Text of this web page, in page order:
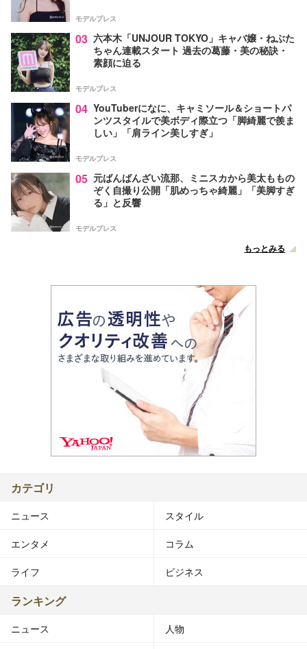
モデルプレス
03 六本木「UNJOUR TOKYO」キャバ嬢・ねぶた
ちゃん連載スタート 過去の葛藤・美の秘訣・
素顔に迫る
モデルプレス
04 YouTuberになに、キャミソール＆ショートパ
ンツスタイルで美ボディ際立つ「脚綺麗で羨ま
しい」「肩ライン美しすぎ」
モデルプレス
05 元ばんばんざい流那、ミニスカから美太ももの
ぞく自撮り公開「肌めっちゃ綺麗」「美脚すぎ
る」と反響
モデルプレス
もっとみる
カテゴリ
ニュース スタイル
エンタメ コラム
ライフ ビジネス
ランキング
ニュース 人物